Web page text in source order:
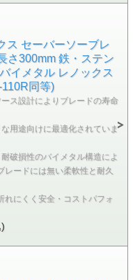
ス セーバーソーブレ
さ300mm 鉄・ステン
イメタル レノックス
同等)
ス設計によりブレードの寿命
用途向けに最適化されていま
破損性のバイメタル構造によ
レードには無い柔軟性と耐久
れにくく安全・コストパフォ